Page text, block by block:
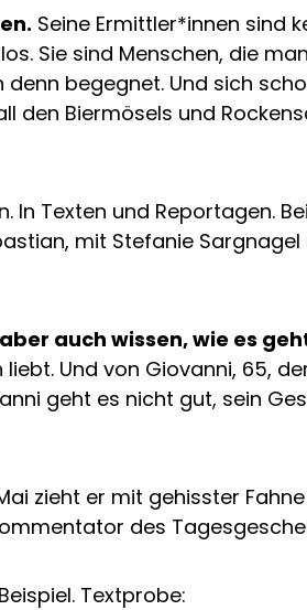
Seine Ermittler*innen sind
Sie sind Menschen, die
begegnet. Und sich
den Biermösels und
In Texten und Reportagen.
mit Stefanie Sargnagel
auch wissen, wie es
Und von Giovanni, 65,
geht es nicht gut, sein
zieht er mit gehisster
des
Textprobe: